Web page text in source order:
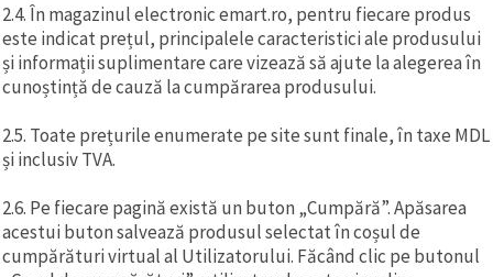
2.4. În magazinul electronic emart.ro, pentru fiecare produs
este indicat prețul, principalele caracteristici ale produsului
și informații suplimentare care vizează să ajute la alegerea în
cunoștință de cauză la cumpărarea produsului.
2.5. Toate prețurile enumerate pe site sunt finale, în taxe MDL
și inclusiv TVA.
2.6. Pe fiecare pagină există un buton „Cumpără”. Apăsarea
acestui buton salvează produsul selectat în coșul de
cumpărături virtual al Utilizatorului. Făcând clic pe butonul